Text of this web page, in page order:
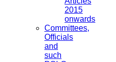
2015
onwards
Committees,
Officials
and
such